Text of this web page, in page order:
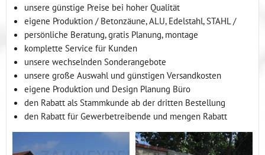
unsere günstige Preise bei hoher Qualität
eigene Produktion / Betonzäune, ALU, Edelstahl, STAHL /
persönliche Beratung, gratis Planung, montage
komplette Service für Kunden
unsere wechselnden Sonderangebote
unsere große Auswahl und günstigen Versandkosten
eigene Produktion und Design Planung Büro
den Rabatt als Stammkunde ab der dritten Bestellung
den Rabatt für Gewerbetreibende und mengen Rabatt